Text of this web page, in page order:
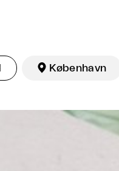
 København